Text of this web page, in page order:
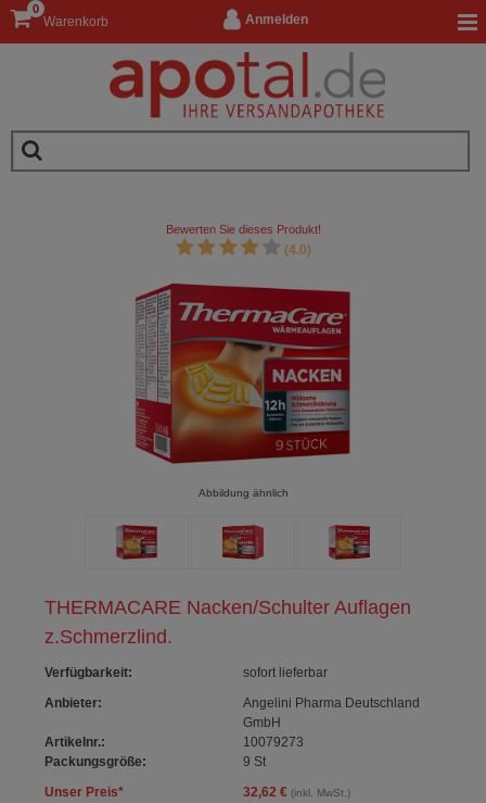
Anmelden
Warenkorb
0
THERMACARE Nacken/Schulter Auflagen
z.Schmerzlind.
Verfügbarkeit:
sofort lieferbar
Anbieter:
Angelini Pharma Deutschland
GmbH
Artikelnr.:
10079273
Packungsgröße:
9 St
Unser Preis* 32,62 €(inkl. MwSt.)
Bewerten Sie dieses Produkt!
(4.0)
Abbildung ähnlich